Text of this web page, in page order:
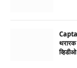
थरारक
व्हिडीओ